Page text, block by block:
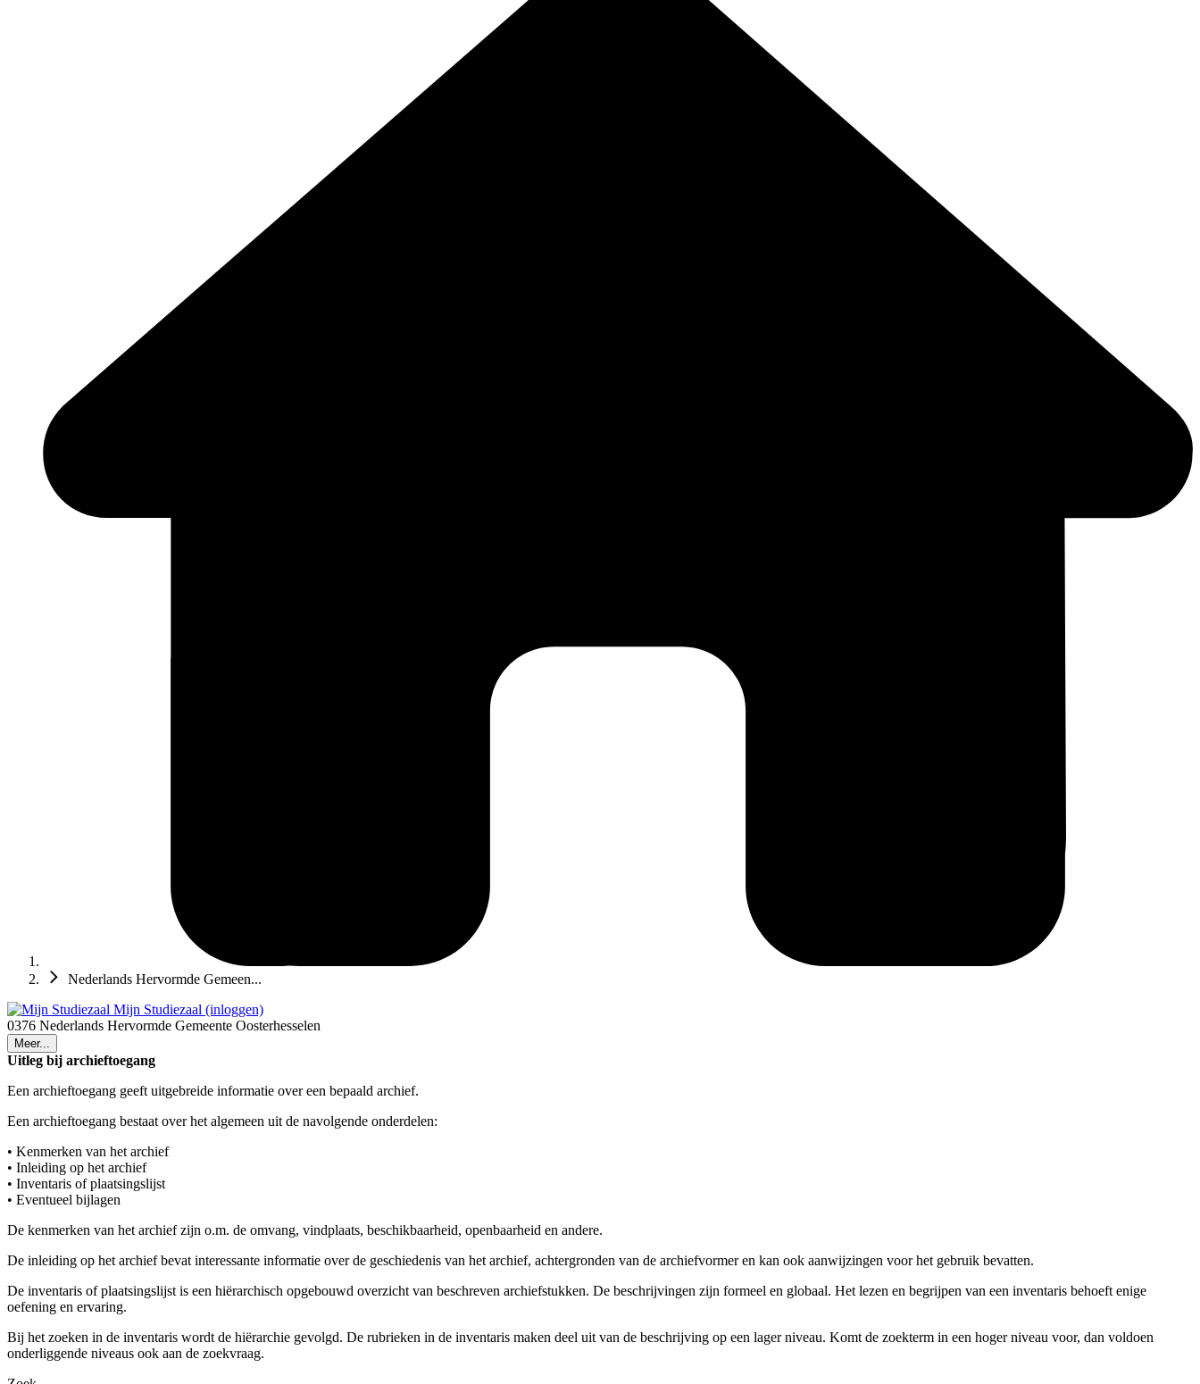
Nederlands Hervormde Gemeen...
Mijn Studiezaal (inloggen)
0376 Nederlands Hervormde Gemeente Oosterhesselen
Meer...
Uitleg bij archieftoegang
Een archieftoegang geeft uitgebreide informatie over een bepaald archief.
Een archieftoegang bestaat over het algemeen uit de navolgende onderdelen:
• Kenmerken van het archief
• Inleiding op het archief
• Inventaris of plaatsingslijst
• Eventueel bijlagen
De kenmerken van het archief zijn o.m. de omvang, vindplaats, beschikbaarheid, openbaarheid en andere.
De inleiding op het archief bevat interessante informatie over de geschiedenis van het archief, achtergronden van de archiefvormer en kan ook aanwijzingen voor het gebruik bevatten.
De inventaris of plaatsingslijst is een hiërarchisch opgebouwd overzicht van beschreven archiefstukken. De beschrijvingen zijn formeel en globaal. Het lezen en begrijpen van een inventaris behoeft enige
oefening en ervaring.
Bij het zoeken in de inventaris wordt de hiërarchie gevolgd. De rubrieken in de inventaris maken deel uit van de beschrijving op een lager niveau. Komt de zoekterm in een hoger niveau voor, dan voldoen
onderliggende niveaus ook aan de zoekvraag.